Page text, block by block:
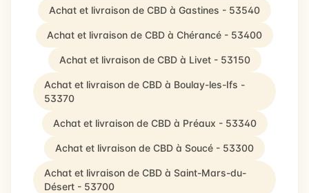
Achat et livraison de CBD à Gastines - 53540
Achat et livraison de CBD à Chérancé - 53400
Achat et livraison de CBD à Livet - 53150
Achat et livraison de CBD à Boulay-les-Ifs -
53370
Achat et livraison de CBD à Préaux - 53340
Achat et livraison de CBD à Soucé - 53300
Achat et livraison de CBD à Saint-Mars-du-
Désert - 53700